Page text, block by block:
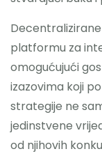
platformu za
omogućujući
izazovima koji
strategije ne
jedinstvene
od njihovih